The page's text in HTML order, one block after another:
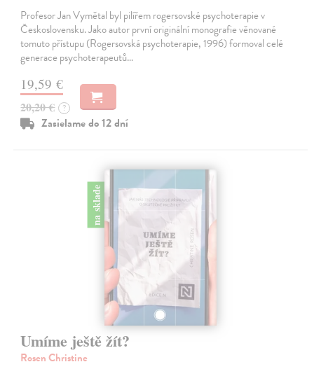
Profesor Jan Vymětal byl pilířem rogersovské psychoterapie v
Československu. Jako autor první originální monografie věnované
tomuto přístupu (Rogersovská psychoterapie, 1996) formoval celé
generace psychoterapeutů…
19,59 €
20,20 € ?
Zasielame do 12 dní
na sklade
Umíme ještě žít?
Rosen Christine